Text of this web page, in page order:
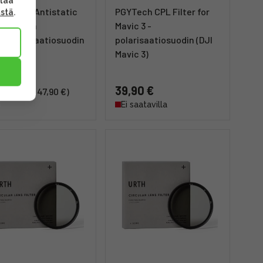
Fusion Antistatic
37mm
€ (47,90 €)
PGYTech CPL Filter for
Mavic 3 -
polarisaatiosuodin (DJI
Mavic 3)
39,90 €
Ei saatavilla
.